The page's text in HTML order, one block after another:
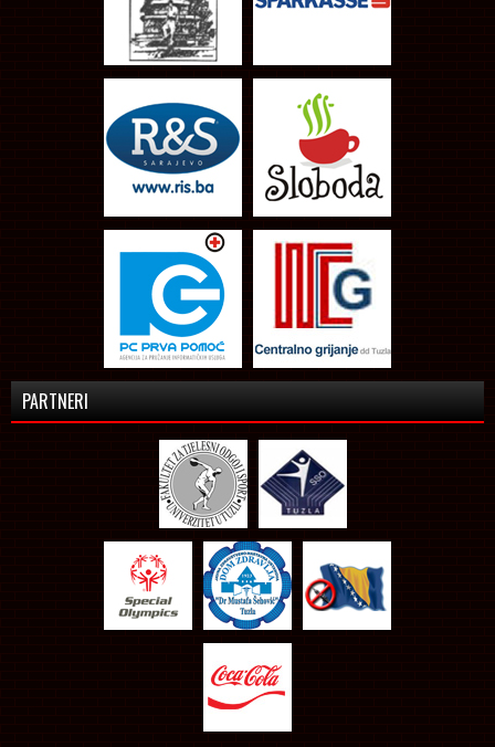
PARTNERI